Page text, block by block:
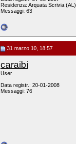
Residenza: Arquata Scrivia (AL)
Messaggi: 63
31 marzo 10, 18:57
caraibi
User
Data registr.: 20-01-2008
Messaggi: 76